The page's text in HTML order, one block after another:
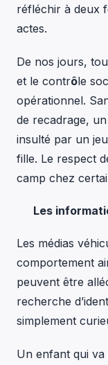
réfléchir à deux
actes.
De nos jours,
et le contrôle
opérationnel.
de recadrage,
insulté par un
fille. Le respect
camp chez
Les
Les médias
comportement
peuvent être
recherche
simplement
Un enfant qui va